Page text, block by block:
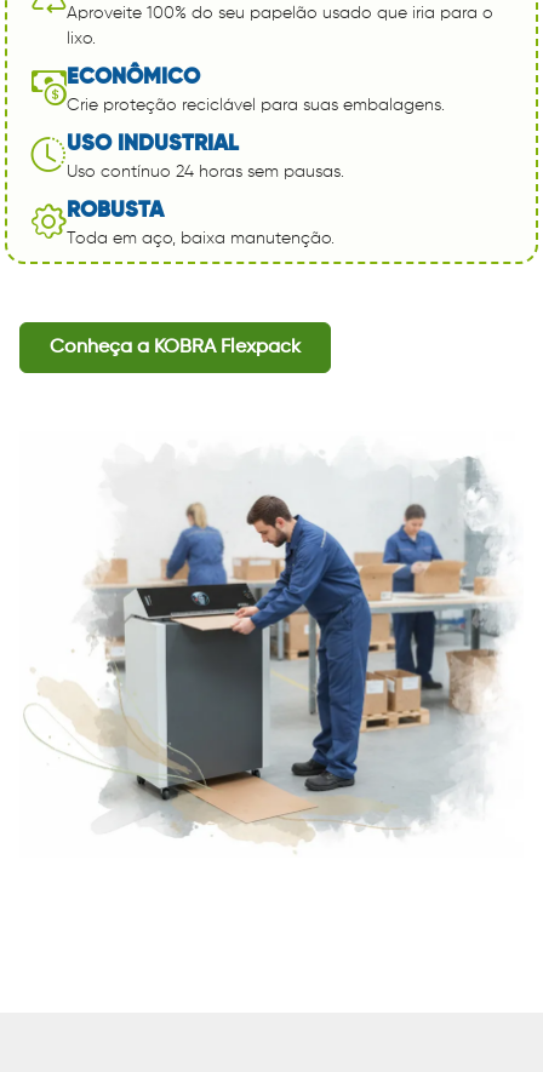
Aproveite 100% do seu papelão usado que iria para o
lixo.
ECONÔMICO
Crie proteção reciclável para suas embalagens.
USO INDUSTRIAL
Uso contínuo 24 horas sem pausas.
ROBUSTA
Toda em aço, baixa manutenção.
Conheça a KOBRA Flexpack